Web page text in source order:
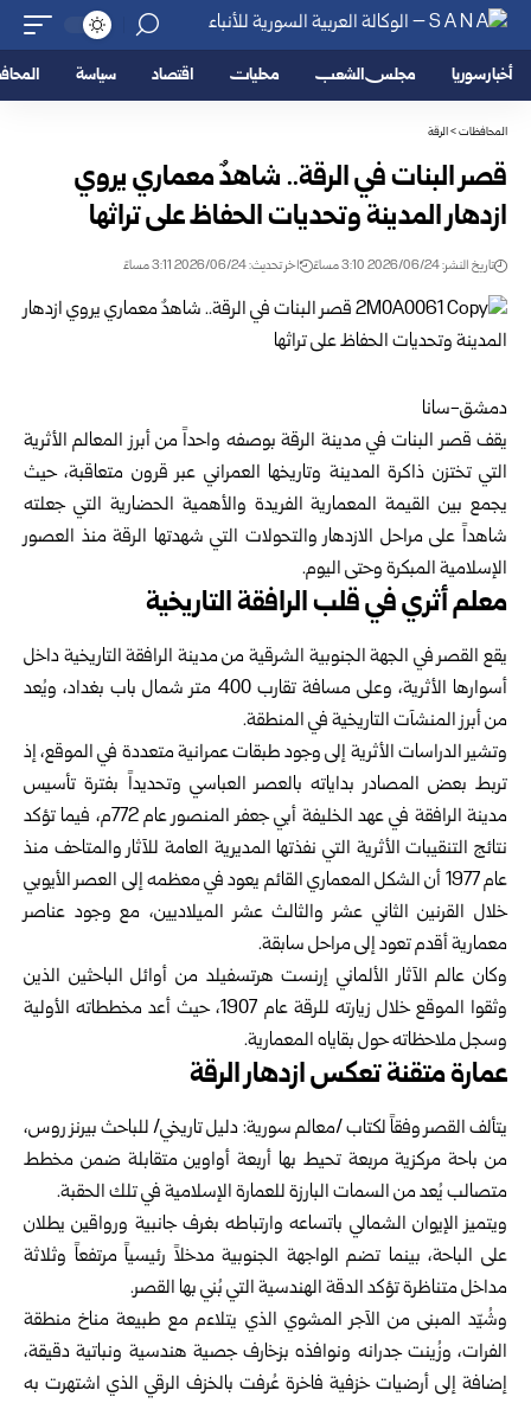
أخبار سوريا مجلس الشعب محليات اقتصاد سياسة
المحافظات>الرقة
قصر البنات في الرقة.. شاهدٌ معماري يروي
ازدهار المدينة وتحديات الحفاظ على تراثها
تاريخ النشر: 2026/06/24 3:10 مساءً اخر تحديث: 2026/06/24 3:11 مساءً
دمشق-سانا
يقف قصر البنات في مدينة الرقةبوصفه واحداً من أبرز المعالم الأثرية
التي تختزن ذاكرة المدينة وتاريخها العمراني عبر قرون متعاقبة، حيث
يجمع بين القيمة المعمارية الفريدة والأهمية الحضارية التي جعلته
شاهداً على مراحل الازدهار والتحولات التي شهدتها الرقة منذ العصور
الإسلامية المبكرة وحتى اليوم.
معلم أثري في قلب الرافقة التاريخية
يقع القصر في الجهة الجنوبية الشرقية من مدينة الرافقة التاريخية داخل
أسوارها الأثرية، وعلى مسافة تقارب 400 متر شمال باب بغداد، ويُعد
من أبرز المنشآت التاريخية في المنطقة.
وتشير الدراسات الأثرية إلى وجود طبقات عمرانية متعددة في الموقع، إذ
تربط بعض المصادر بداياته بالعصر العباسي وتحديداً بفترة تأسيس
مدينة الرافقة في عهد الخليفة أبي جعفر المنصور عام 772م، فيما تؤكد
نتائج التنقيبات الأثرية التي نفذتها المديرية العامة للآثار والمتاحف منذ
عام 1977 أن الشكل المعماري القائم يعود في معظمه إلى العصر الأيوبي
خلال القرنين الثاني عشر والثالث عشر الميلاديين، مع وجود عناصر
معمارية أقدم تعود إلى مراحل سابقة.
وكان عالم الآثار الألماني إرنست هرتسفيلد من أوائل الباحثين الذين
وثقوا الموقع خلال زيارته للرقة عام 1907، حيث أعد مخططاته الأولية
وسجل ملاحظاته حول بقاياه المعمارية.
عمارة متقنة تعكس ازدهار الرقة
يتألف القصر وفقاً لكتاب /معالم سورية: دليل تاريخي/ للباحث بيرنز روس،
من باحة مركزية مربعة تحيط بها أربعة أواوين متقابلة ضمن مخطط
متصالب يُعد من السمات البارزة للعمارة الإسلامية في تلك الحقبة.
ويتميز الإيوان الشمالي باتساعه وارتباطه بغرف جانبية ورواقين يطلان
على الباحة، بينما تضم الواجهة الجنوبية مدخلاً رئيسياً مرتفعاً وثلاثة
مداخل متناظرة تؤكد الدقة الهندسية التي بُني بها القصر.
وشُيّد المبنى من الآجر المشوي الذي يتلاءم مع طبيعة مناخ منطقة
الفرات، وزُينت جدرانه ونوافذه بزخارف جصية هندسية ونباتية دقيقة،
إضافة إلى أرضيات خزفية فاخرة عُرفت بالخزف الرقي الذي اشتهرت به